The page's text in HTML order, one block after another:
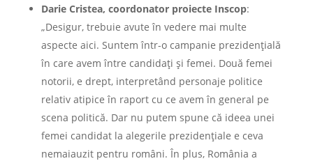
Darie Cristea, coordonator proiecte Inscop:
„Desigur, trebuie avute în vedere mai multe
aspecte aici. Suntem într-o campanie prezidenţială
în care avem între candidaţi şi femei. Două femei
notorii, e drept, interpretând personaje politice
relativ atipice în raport cu ce avem în general pe
scena politică. Dar nu putem spune că ideea unei
femei candidat la alegerile prezidenţiale e ceva
nemaiauzit pentru români. În plus, România a